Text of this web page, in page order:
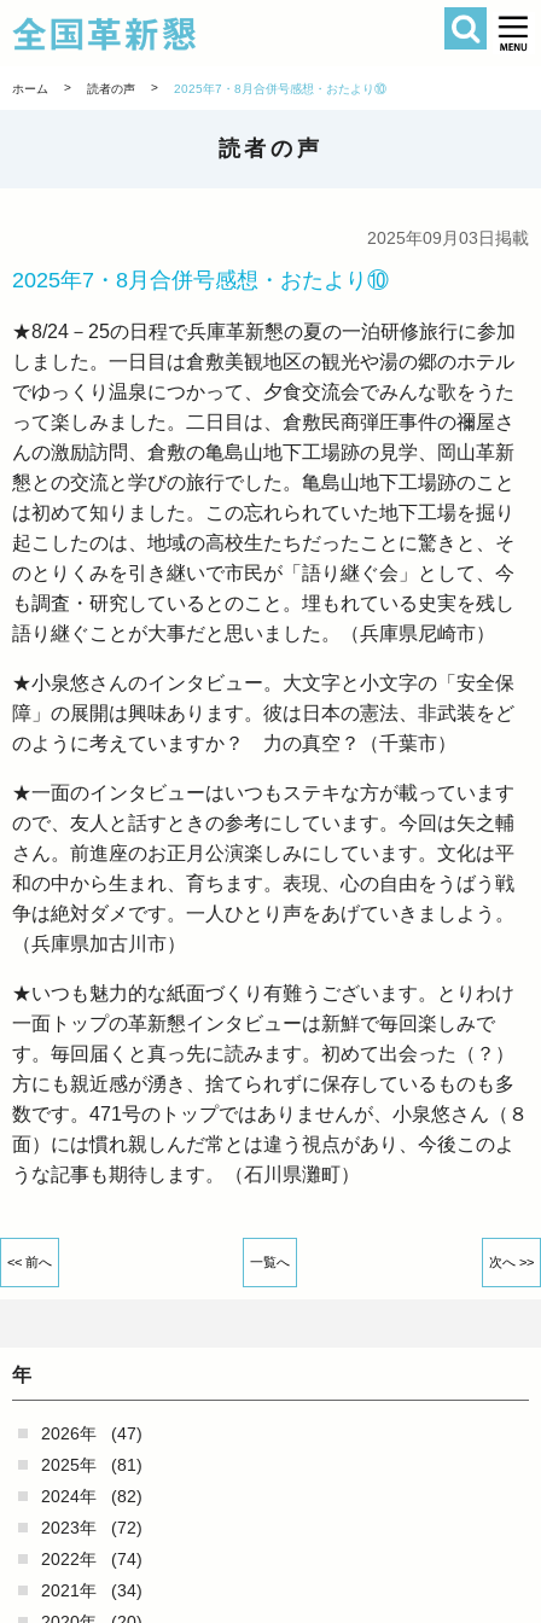
全国革新懇
検索
ホーム > 読者の声 > 2025年7・8月合併号感想・おたより⑩
読者の声
2025年09月03日掲載
2025年7・8月合併号感想・おたより⑩
★8/24－25の日程で兵庫革新懇の夏の一泊研修旅行に参加
しました。一日目は倉敷美観地区の観光や湯の郷のホテル
でゆっくり温泉につかって、夕食交流会でみんな歌をうた
って楽しみました。二日目は、倉敷民商弾圧事件の禰屋さ
んの激励訪問、倉敷の亀島山地下工場跡の見学、岡山革新
懇との交流と学びの旅行でした。亀島山地下工場跡のこと
は初めて知りました。この忘れられていた地下工場を掘り
起こしたのは、地域の高校生たちだったことに驚きと、そ
のとりくみを引き継いで市民が「語り継ぐ会」として、今
も調査・研究しているとのこと。埋もれている史実を残し
語り継ぐことが大事だと思いました。（兵庫県尼崎市）
★小泉悠さんのインタビュー。大文字と小文字の「安全保
障」の展開は興味あります。彼は日本の憲法、非武装をど
のように考えていますか？ 力の真空？（千葉市）
★一面のインタビューはいつもステキな方が載っています
ので、友人と話すときの参考にしています。今回は矢之輔
さん。前進座のお正月公演楽しみにしています。文化は平
和の中から生まれ、育ちます。表現、心の自由をうばう戦
争は絶対ダメです。一人ひとり声をあげていきましよう。
（兵庫県加古川市）
★いつも魅力的な紙面づくり有難うございます。とりわけ
一面トップの革新懇インタビューは新鮮で毎回楽しみで
す。毎回届くと真っ先に読みます。初めて出会った（？）
方にも親近感が湧き、捨てられずに保存しているものも多
数です。471号のトップではありませんが、小泉悠さん（８
面）には慣れ親しんだ常とは違う視点があり、今後このよ
うな記事も期待します。（石川県灘町）
<< 前へ 一覧へ 次へ >>
年
2026年
(47)
2025年
(81)
2024年
(82)
2023年
(72)
2022年
(74)
2021年
(34)